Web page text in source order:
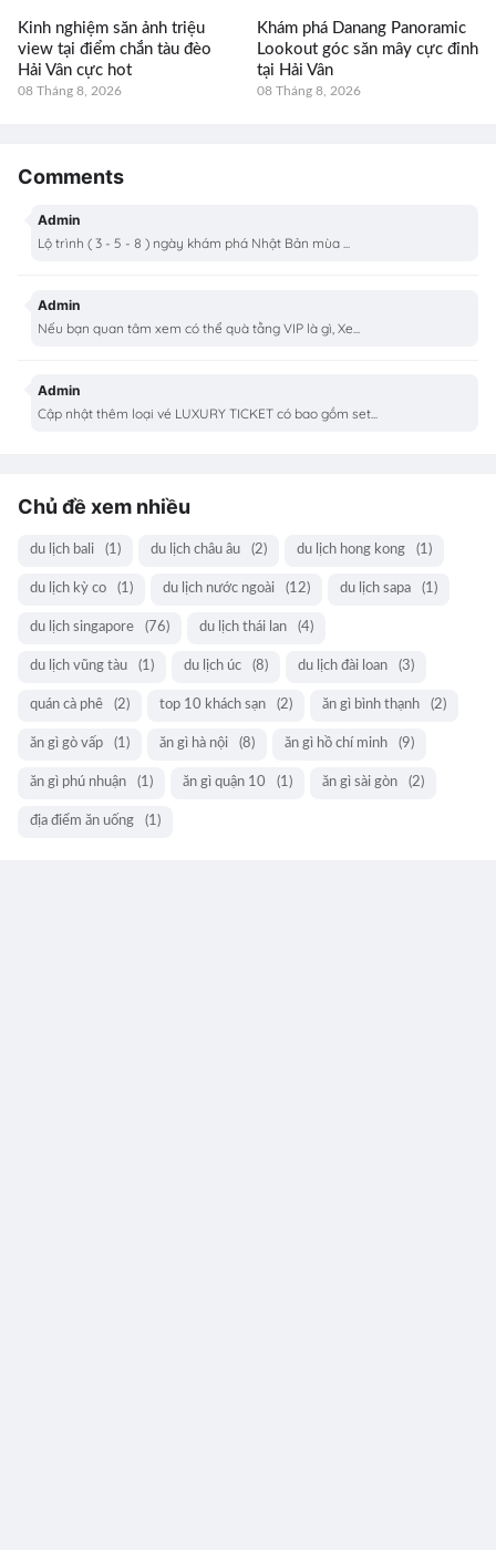
Kinh nghiệm săn ảnh triệu
view tại điểm chắn tàu đèo
Hải Vân cực hot
08 Tháng 8, 2026
Khám phá Danang Panoramic
Lookout góc săn mây cực đỉnh
tại Hải Vân
08 Tháng 8, 2026
Comments
Admin
Lộ trình ( 3 - 5 - 8 ) ngày khám phá Nhật Bản mùa ...
Admin
Nếu bạn quan tâm xem có thể quà tằng VIP là gì, Xe...
Admin
Cập nhật thêm loại vé LUXURY TICKET có bao gồm set...
Chủ đề xem nhiều
du lịch bali (1) du lịch châu âu (2) du lịch hong kong (1)
du lịch kỳ co (1) du lịch nước ngoài (12) du lịch sapa (1)
du lịch singapore (76) du lịch thái lan (4)
du lịch vũng tàu (1) du lịch úc (8) du lịch đài loan (3)
quán cà phê (2) top 10 khách sạn (2) ăn gì bình thạnh (2)
ăn gì gò vấp (1) ăn gì hà nội (8) ăn gì hồ chí minh (9)
ăn gì phú nhuận (1) ăn gì quận 10 (1) ăn gì sài gòn (2)
địa điểm ăn uống (1)